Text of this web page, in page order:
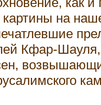
картины на
Кфар-Шауля,